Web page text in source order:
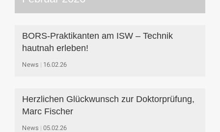
BORS-Praktikanten am ISW – Technik
hautnah erleben!
News 16.02.26
Herzlichen Glückwunsch zur Doktorprüfung,
Marc Fischer
News 05.02.26